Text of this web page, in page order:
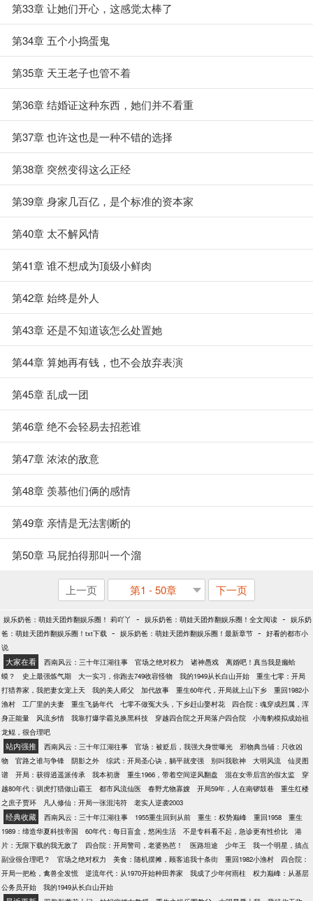
第33章 让她们开心，这感觉太棒了
第34章 五个小捣蛋鬼
第35章 天王老子也管不着
第36章 结婚证这种东西，她们并不看重
第37章 也许这也是一种不错的选择
第38章 突然变得这么正经
第39章 身家几百亿，是个标准的资本家
第40章 太不解风情
第41章 谁不想成为顶级小鲜肉
第42章 始终是外人
第43章 还是不知道该怎么处置她
第44章 算她再有钱，也不会放弃表演
第45章 乱成一团
第46章 绝不会轻易去招惹谁
第47章 浓浓的敌意
第48章 羡慕他们俩的感情
第49章 亲情是无法割断的
第50章 马屁拍得那叫一个溜
上一页 第1 - 50章 下一页
娱乐奶爸：萌娃天团炸翻娱乐圈！ 莉吖丫 - 娱乐奶爸：萌娃天团炸翻娱乐圈！全文阅读 - 娱乐奶
爸：萌娃天团炸翻娱乐圈！txt下载 - 娱乐奶爸：萌娃天团炸翻娱乐圈！最新章节 - 好看的都市小
说
大家在看 西南风云：三十年江湖往事 官场之绝对权力 诸神愚戏
离婚吧！真当我是癞蛤
蟆？
史上最强炼气期 大一实习，你跑去749收容怪物 我的1949从长白山开始
重生七零：开局
打猎养家，我把妻女宠上天
我的美人师父 加代故事 重生60年代，开局就上山下乡
重回1982小
渔村
工厂里的夫妻 重生飞扬年代 七零不做冤大头，下乡赶山娶村花
四合院：魂穿成烈属，浑
身正能量
风流乡情 我靠打爆学霸兑换黑科技 穿越四合院之开局落户四合院
小海豹模拟成始祖
龙鲲，很合理吧
站内强推 西南风云：三十年江湖往事 官场：被贬后，我强大身世曝光
邪物典当铺：只收凶
物
官路之谁与争锋 阴影之外 综武：开局圣心诀，躺平就变强 别叫我歌神 大明风流
仙灵图
谱
开局：获得逍遥派传承 我本初唐 重生1966，带着空间逆风翻盘 混在女帝后宫的假太监
穿
越80年代：驯虎打猎做山霸王
都市风流仙医 春野尤物寡嫂 开局59年，人在南锣鼓巷
重生红楼
之庶子贾环
凡人修仙：开局一张混沌符 老实人逆袭2003
经典收藏 西南风云：三十年江湖往事 1955重生回到从前 重生：权势巅峰 重回1958
重生
1989：缔造华夏科技帝国
60年代：每日盲盒，悠闲生活 不是专科看不起，急诊更有性价比
港
片：无限下载的我无敌了
四合院：开局警司，老婆热芭！ 医路坦途 少年王
我一个明星，搞点
副业很合理吧？
官场之绝对权力 美食：随机摆摊，顾客追我十条街 重回1982小渔村
四合院：
开局一把枪，禽兽全发慌
逆流年代：从1970开始种田养家 我成了少年何雨柱
权力巅峰：从基层
公务员开始
我的1949从长白山开始